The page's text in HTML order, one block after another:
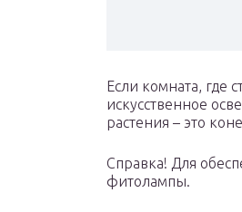
Если комната, где
искусственное
растения – это
Справка! Для
фитолампы.